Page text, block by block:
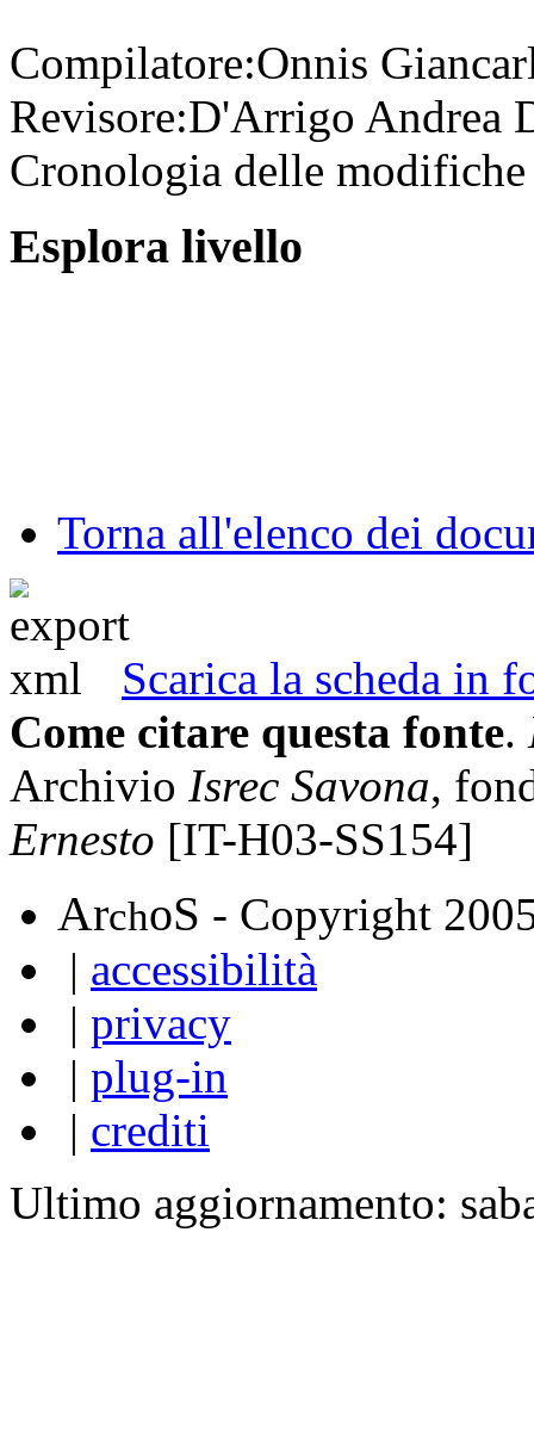
Compilatore:Onnis
Revisore:D'Arrigo Andrea
Cronologia delle
Esplora livello
Torna all'elenco dei
Scarica la scheda in
Come citare questa fonte.
Archivio Isrec Savona,
Ernesto [IT-H03-SS154]
ArchoS - Copyright
| accessibilità
| privacy
| plug-in
| crediti
Ultimo aggiornamento: